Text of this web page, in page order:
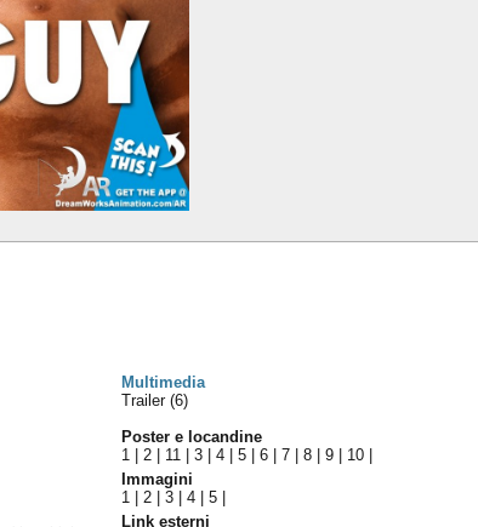
Multimedia
Trailer (6)
Poster e locandine
1 |2 11 |3 |4 |5 |6 |7 |8 |9 10
Immagini
1 |2 |3 |4 |5
Link esterni